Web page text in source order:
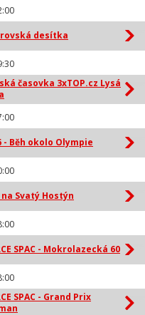
desítka
časovka 3xTOP.cz Lysá
- Běh okolo Olympie
na Svatý Hostýn
SPAC - Mokrolazecká 60
SPAC - Grand Prix